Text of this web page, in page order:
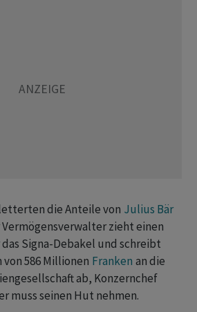
die Anteile von Julius Bär
Vermögensverwalter zieht einen
Signa-Debakel und schreibt
586 Millionen Franken an die
ab, Konzernchef
muss seinen Hut nehmen.